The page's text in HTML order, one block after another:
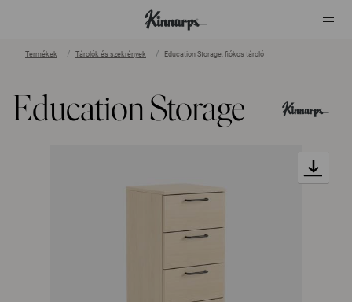
Termékek Tárolók és szekrények Education Storage, fiókos tároló
Education Storage